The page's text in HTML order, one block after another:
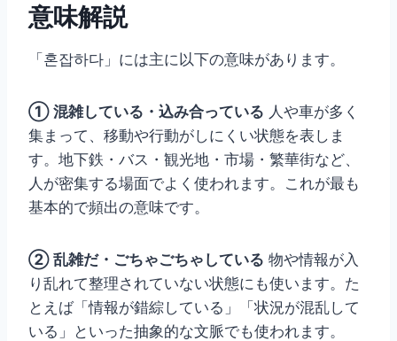
意味解説
「혼잡하다」には主に以下の意味があります。
① 混雑している・込み合っている 人や車が多く
集まって、移動や行動がしにくい状態を表しま
す。地下鉄・バス・観光地・市場・繁華街など、
人が密集する場面でよく使われます。これが最も
基本的で頻出の意味です。
② 乱雑だ・ごちゃごちゃしている 物や情報が入
り乱れて整理されていない状態にも使います。た
とえば「情報が錯綜している」「状況が混乱して
いる」といった抽象的な文脈でも使われます。